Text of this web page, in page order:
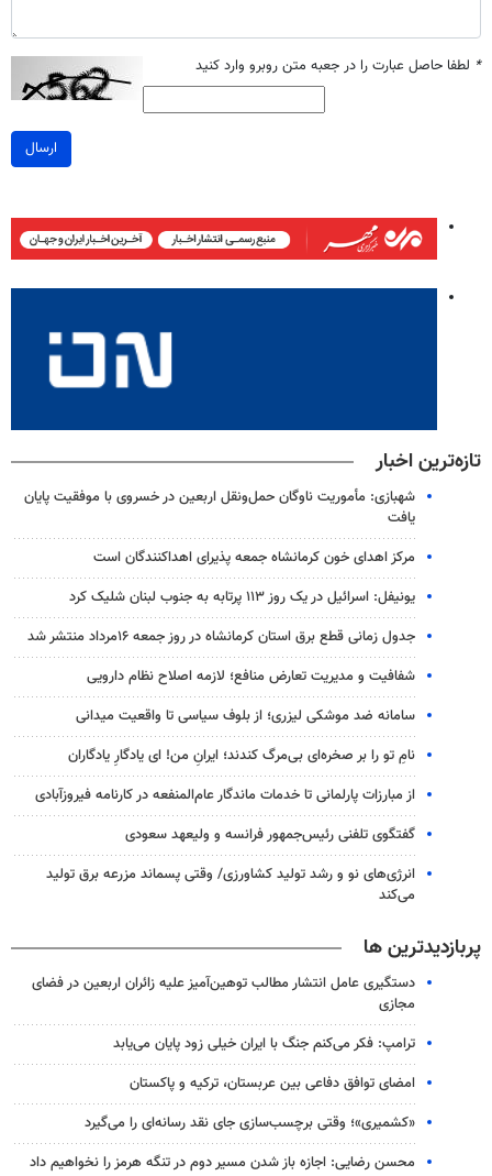
* لطفا حاصل عبارت را در جعبه متن روبرو وارد کنید
ارسال
تازه‌ترین اخبار
شهبازی: مأموریت ناوگان حمل‌ونقل اربعین در خسروی با موفقیت پایان
یافت
مرکز اهدای خون کرمانشاه جمعه پذیرای اهداکنندگان است
یونیفل: اسرائیل در یک روز ۱۱۳ پرتابه به جنوب لبنان شلیک کرد
جدول زمانی قطع برق استان کرمانشاه در روز جمعه ۱۶مرداد منتشر شد
شفافیت و مدیریت تعارض منافع؛ لازمه اصلاح نظام دارویی
سامانه ضد موشکی لیزری؛ از بلوف سیاسی تا واقعیت میدانی
نامِ تو را بر صخره‌ای بی‌مرگ کندند؛ ایرانِ من! ای یادگارِ یادگاران
از مبارزات پارلمانی تا خدمات ماندگار عام‌المنفعه در کارنامه فیروزآبادی
گفتگوی تلفنی رئیس‌جمهور فرانسه و ولیعهد سعودی
انرژی‌های نو و رشد تولید کشاورزی/ وقتی پسماند مزرعه‌ برق تولید
می‌کند
پربازدیدترین ها
دستگیری عامل انتشار مطالب توهین‌آمیز علیه زائران اربعین در فضای
مجازی
ترامپ: فکر می‌کنم جنگ با ایران خیلی زود پایان می‌یابد
امضای توافق دفاعی بین عربستان، ترکیه و پاکستان
«کشمیری»؛ وقتی برچسب‌سازی جای نقد رسانه‌ای را می‌گیرد
محسن رضایی: اجازه باز شدن مسیر دوم در تنگه هرمز را نخواهیم داد